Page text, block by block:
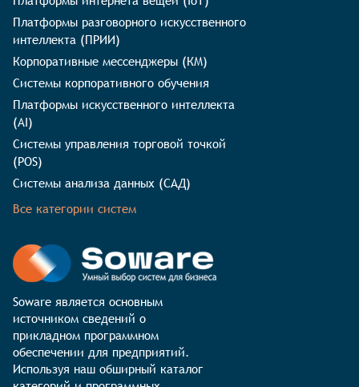
Платформы разговорного искусственного
интеллекта (ПРИИ)
Корпоративные мессенджеры (КМ)
Системы корпоративного обучения
Платформы искусственного интеллекта
(AI)
Системы управления торговой точкой
(POS)
Системы анализа данных (САД)
Все категории систем
Soware является основным
источником сведений о
прикладном программном
обеспечении для предприятий.
Используя наш обширный каталог